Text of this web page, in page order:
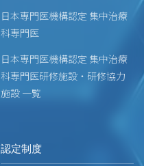
日本専門医機構認定 集中治療
科専門医
日本専門医機構認定 集中治療
科専門医研修施設・研修協力
施設 一覧
認定制度